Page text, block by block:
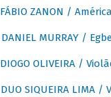
FÁBIO ZANON /
DANIEL MURRAY /
DIOGO OLIVEIRA /
DUO SIQUEIRA LIMA /